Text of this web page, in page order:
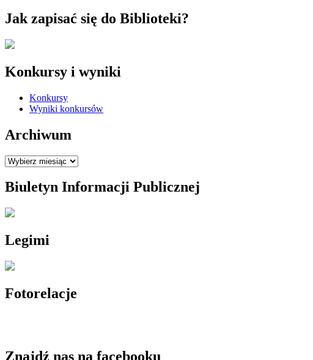
Jak zapisać się do Biblioteki?
Konkursy i wyniki
Konkursy
Wyniki konkursów
Archiwum
Archiwum
Biuletyn Informacji Publicznej
Legimi
Fotorelacje
Znajdź nas na facebooku